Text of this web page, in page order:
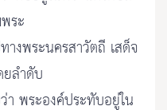
ระ
งพระนครสาวัตถี เสด็จ
ยลำดับ
า พระองค์ประทับอยู่ใน